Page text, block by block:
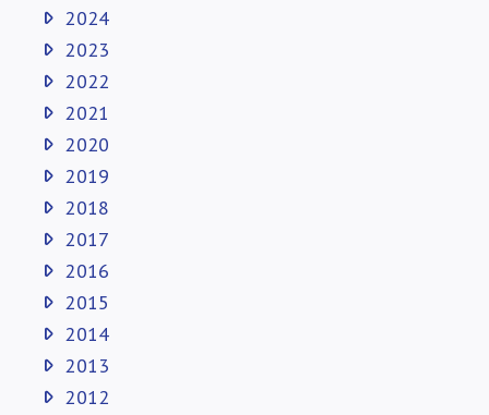
2024
2023
2022
2021
2020
2019
2018
2017
2016
2015
2014
2013
2012